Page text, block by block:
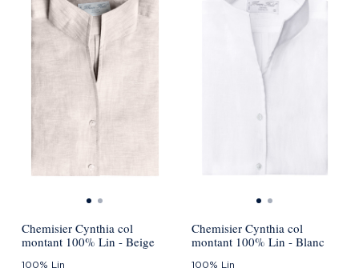
Chemisier Cynthia col
montant 100% Lin - Beige
100% Lin
Chemisier Cynthia col
montant 100% Lin - Blanc
100% Lin